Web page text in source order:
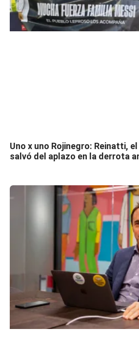
Uno x uno Rojinegro: Reinatti,
salvó del aplazo en la derrota